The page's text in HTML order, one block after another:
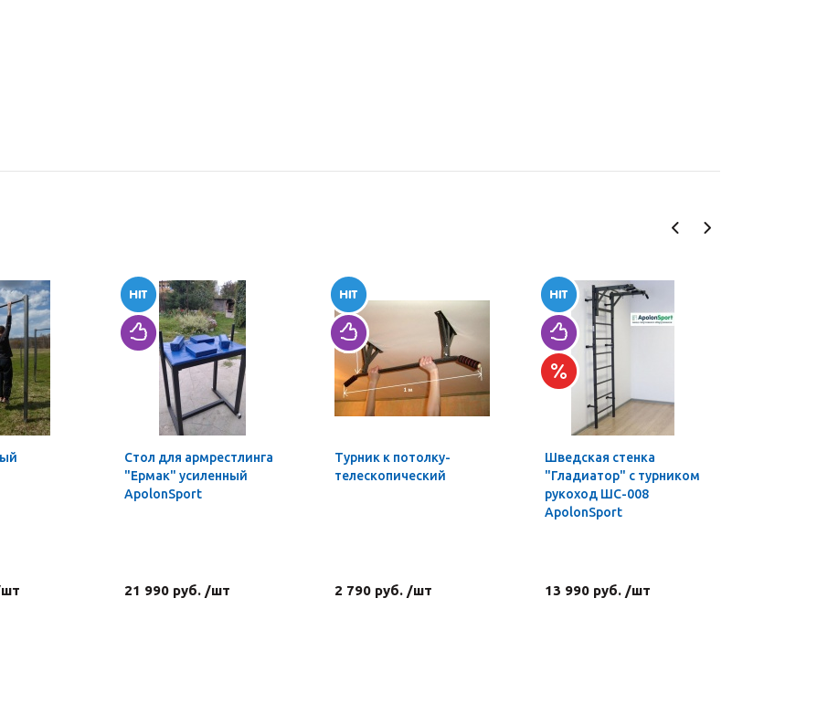
Стол для армрестлинга
"Ермак" усиленный
ApolonSport
21 990 руб. /шт
Турник к потолку-
телескопический
2 790 руб. /шт
Шведская стенка
"Гладиатор" с турником
рукоход ШС-008
ApolonSport
13 990 руб. /шт